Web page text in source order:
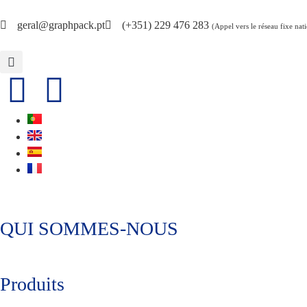
geral@graphpack.pt (+351) 229 476 283 (Appel vers le réseau fixe
QUI SOMMES-NOUS
Produits